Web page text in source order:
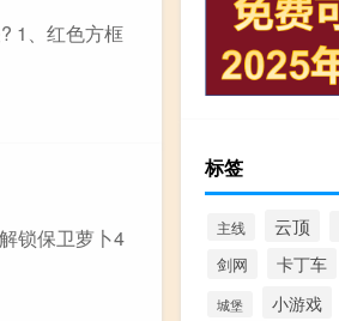
1、红色方框
锁保卫萝卜4
标签
主线 云顶
剑网 卡丁车
城堡 小游戏